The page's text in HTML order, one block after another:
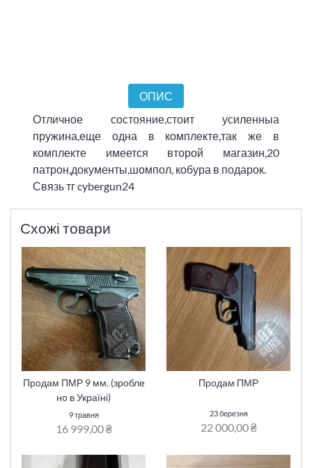
ОПИС
Отличное состояние,стоит усиленныа
пружина,еще одна в комплекте,так же в
комплекте имеется второй магазин,20
патрон,документы,шомпол, кобура в подарок.
Связь тг cybergun24
Схожі товари
Продам ПМР 9 мм. (зробле
но в Україні)
9 травня
16 999,00 ₴
Продам ПМР
23 березня
22 000,00 ₴